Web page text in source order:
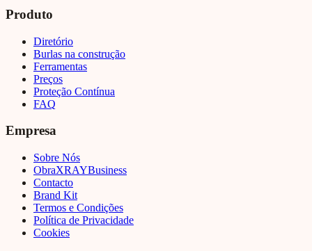
Produto
Diretório
Burlas na construção
Ferramentas
Preços
Proteção Contínua
FAQ
Empresa
Sobre Nós
ObraXRAYBusiness
Contacto
Brand Kit
Termos e Condições
Política de Privacidade
Cookies